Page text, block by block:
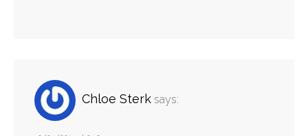
Chloe Sterk says: